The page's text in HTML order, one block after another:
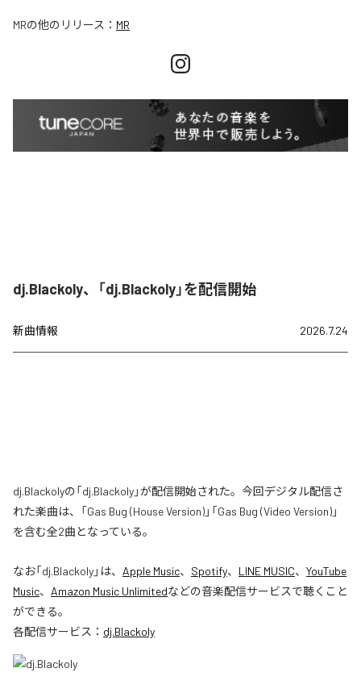
MRの他のリリース： MR
dj.Blackoly、「dj.Blackoly」を配信開始
新曲情報 2026.7.24
dj.Blackolyの「dj.Blackoly」が配信開始された。今回デジタル配信さ
れた楽曲は、「Gas Bug (House Version)」「Gas Bug (Video Version)」
を含む全2曲となっている。
なお「dj.Blackoly」は、 Apple Music、 Spotify、 LINE MUSIC、 YouTube
Music、 Amazon Music Unlimitedなどの音楽配信サービスで聴くこと
ができる。
各配信サービス： dj.Blackoly